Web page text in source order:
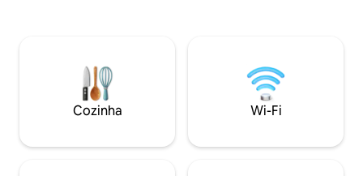
carregamento de veículos elétricos) e
espaço para 3 carros, este estúdio é a
sua base ideal para explorar o charme
costeiro do sul da Flórida.
TODAS AS NOITES. 8 hotéis dentro
mi $175/noite
Cozinha Wi-Fi